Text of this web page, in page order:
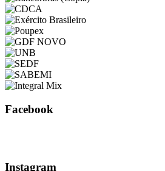
Facebook
Instagram